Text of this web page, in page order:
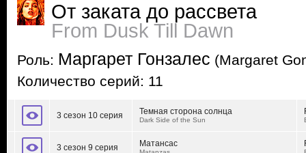
От заката до рассвета
From Dusk Till Dawn
Роль: Маргарет Гонзалес (Margaret
Количество серий: 11
3 сезон 10 серия Темная сторона солнца
Dark Side of the Sun
3 сезон 9 серия Матансас